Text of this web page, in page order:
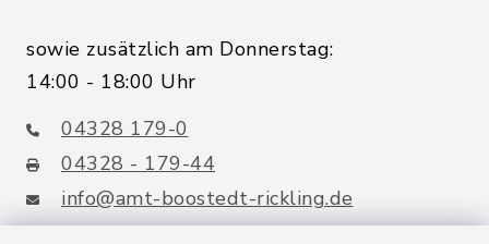
sowie zusätzlich am Donnerstag:
14:00 - 18:00 Uhr
04328 179-0
04328 - 179-44
info@amt-boostedt-rickling.de